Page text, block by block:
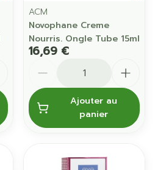
ACM
Novophane Creme
Nourris. Ongle Tube 15ml
16,69 €
Ajouter au
panier